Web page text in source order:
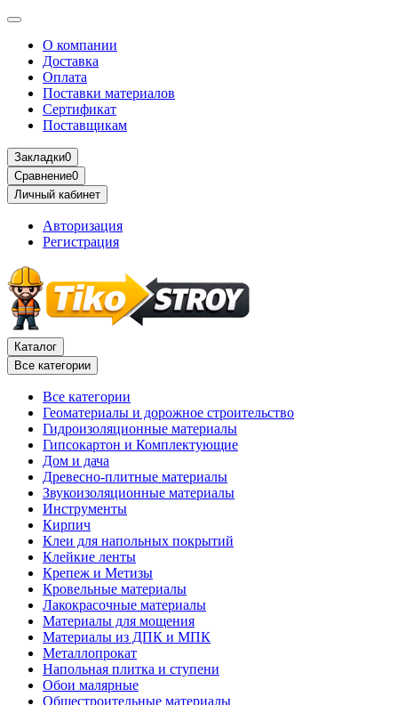
О компании
Доставка
Оплата
Поставки материалов
Сертификат
Поставщикам
Закладки0
Сравнение0
Личный кабинет
Авторизация
Регистрация
Каталог
Все категории
Все категории
Геоматериалы и дорожное строительство
Гидроизоляционные материалы
Гипсокартон и Комплектующие
Дом и дача
Древесно-плитные материалы
Звукоизоляционные материалы
Инструменты
Кирпич
Клеи для напольных покрытий
Клейкие ленты
Крепеж и Метизы
Кровельные материалы
Лакокрасочные материалы
Материалы для мощения
Материалы из ДПК и МПК
Металлопрокат
Напольная плитка и ступени
Обои малярные
Общестроительные материалы